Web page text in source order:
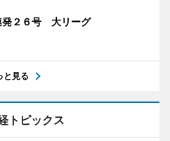
発２６号 大リーグ
と見る
トピックス